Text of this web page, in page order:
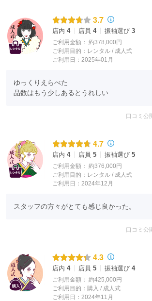
3.7
店内 4 店員 4 振袖選び 3
ご利用金額： 約378,000円
ご利用目的： レンタル / 成人式
ご利用日：2025年01月
ゆっくりえらべた
品数はもう少しあるとうれしい
口コミ公
4.7
店内 4 店員 5 振袖選び 5
ご利用金額： 約376,000円
ご利用目的： レンタル / 成人式
ご利用日：2024年12月
スタッフの方々がとても感じ良かった。
口コミ公
4.3
店内 4 店員 5 振袖選び 4
ご利用金額： 約425,000円
ご利用目的： 購入 / 成人式
ご利用日：2024年11月